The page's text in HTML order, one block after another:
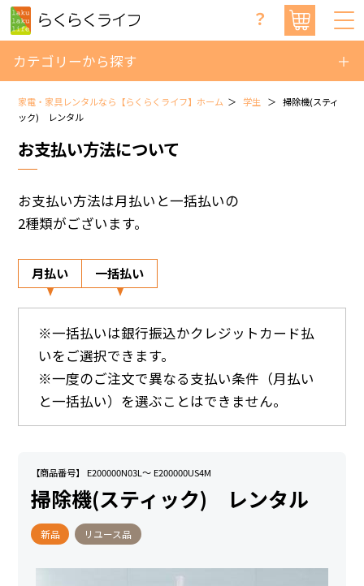
？
カテゴリーから探す
家電・家具レンタルなら【らくらくライフ】ホーム 学生
掃除機(スティ
ック) レンタル
お支払い方法について
お支払い方法は月払いと一括払いの
2種類がございます。
月払い 一括払い
※一括払いは銀行振込かクレジットカード払
いをご選択できます。
※一度のご注文で異なる支払い条件（月払い
と一括払い）を選ぶことはできません。
【商品番号】 E200000N03L～ E200000US4M
掃除機(スティック) レンタル
新品 リユース品